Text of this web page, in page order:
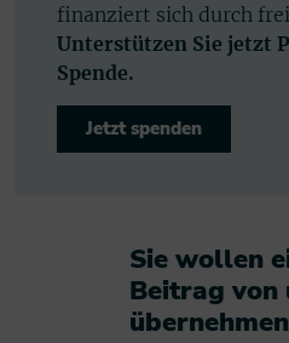
finanziert sich durch
Unterstützen Sie jetzt
Spende.
Jetzt spenden
Sie wollen
Beitrag von